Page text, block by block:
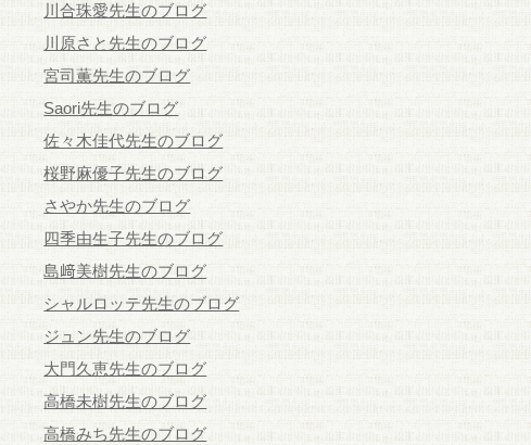
川合珠愛先生のブログ
川原さと先生のブログ
宮司薫先生のブログ
Saori先生のブログ
佐々木佳代先生のブログ
桜野麻優子先生のブログ
さやか先生のブログ
四季由生子先生のブログ
島﨑美樹先生のブログ
シャルロッテ先生のブログ
ジュン先生のブログ
大門久恵先生のブログ
高橋未樹先生のブログ
高橋みち先生のブログ